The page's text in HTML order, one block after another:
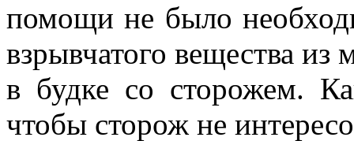
помощи не было
взрывчатого вещества
в будке со сторожем.
чтобы сторож не